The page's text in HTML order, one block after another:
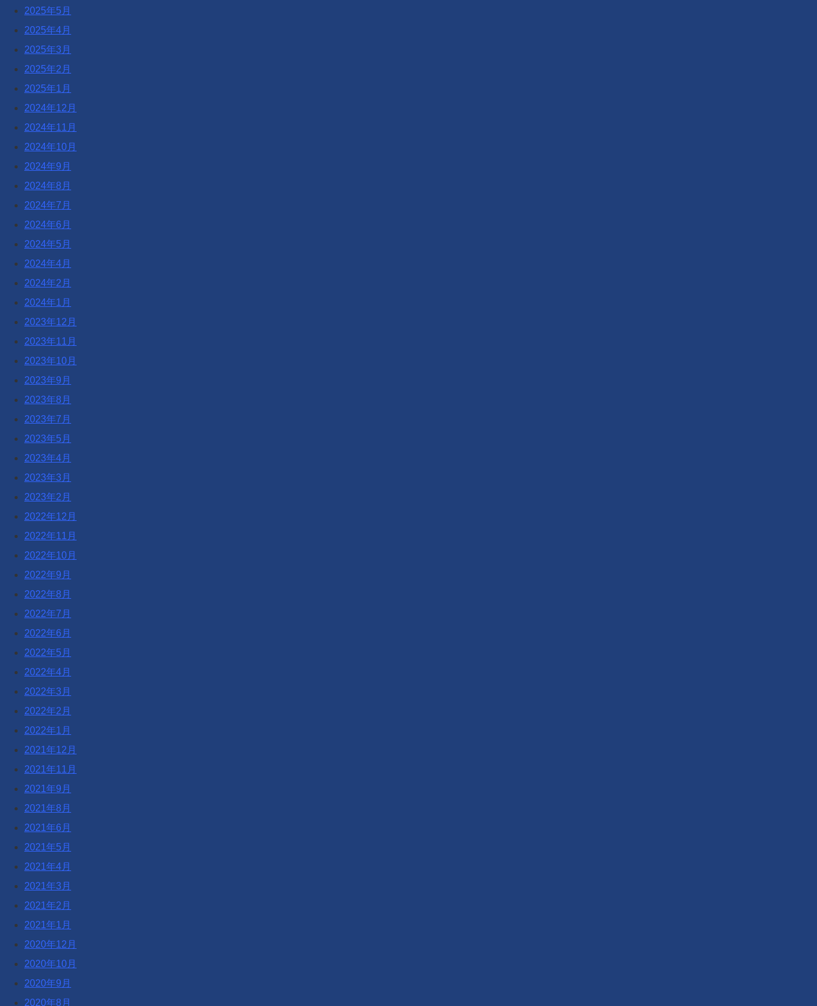
2025年5月
2025年4月
2025年3月
2025年2月
2025年1月
2024年12月
2024年11月
2024年10月
2024年9月
2024年8月
2024年7月
2024年6月
2024年5月
2024年4月
2024年2月
2024年1月
2023年12月
2023年11月
2023年10月
2023年9月
2023年8月
2023年7月
2023年5月
2023年4月
2023年3月
2023年2月
2022年12月
2022年11月
2022年10月
2022年9月
2022年8月
2022年7月
2022年6月
2022年5月
2022年4月
2022年3月
2022年2月
2022年1月
2021年12月
2021年11月
2021年9月
2021年8月
2021年6月
2021年5月
2021年4月
2021年3月
2021年2月
2021年1月
2020年12月
2020年10月
2020年9月
2020年8月